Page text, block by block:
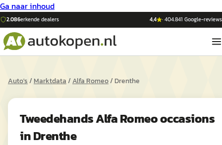
Ga naar inhoud
2.086erkende dealers 4,4 ·404.841 Google-reviews
Auto's/Marktdata/Alfa Romeo/Drenthe
TweedehandsAlfa Romeooccasions
inDrenthe